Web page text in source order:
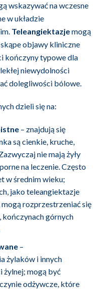
wskazywać na wczesne
w układzie
Teleangiektazjemogą
objawy kliniczne
kończyny typowe dla
niewydolności
dolegliwości bólowe.
dzieli się na:
– znajdują się
są cienkie, kruche,
nie mają żyły
na leczenie. Często
w średnim wieku;
jako teleangiektazje
rozprzestrzeniać się
kończynach górnych
–
żylaków i innych
mogą być
odżywcze, które